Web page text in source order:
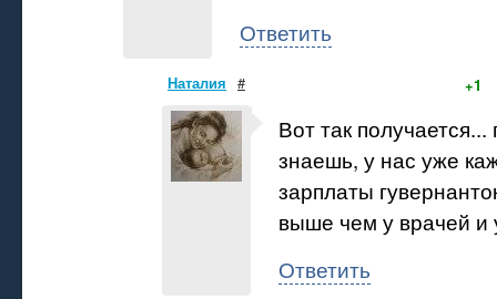
Ответить
Наталия # +1
Вот так
знаешь, у нас уже
зарплаты
выше чем у врачей и
Ответить